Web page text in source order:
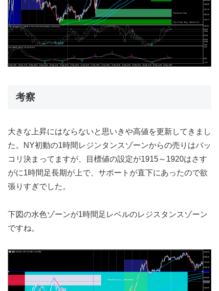
考察
大きな上昇にはならないと思いきや高値を更新してきまし
た。NY初動の1時間レジンタンスゾーンからの売りはバッ
コリ決まってますが、目標値の設定が1915～1920はさす
がに1時間足長期が上で、サポートが直下にあったので欲
張りすぎでした。
下図の水色ゾーンが1時間足レベルのレジスタンスゾーン
ですね。